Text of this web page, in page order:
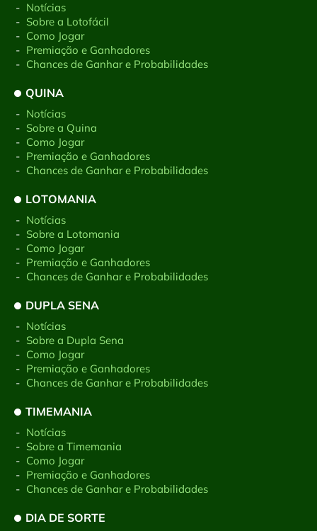
- Notícias
- Sobre a Lotofácil
- Como Jogar
- Premiação e Ganhadores
- Chances de Ganhar e Probabilidades
QUINA
- Notícias
- Sobre a Quina
- Como Jogar
- Premiação e Ganhadores
- Chances de Ganhar e Probabilidades
LOTOMANIA
- Notícias
- Sobre a Lotomania
- Como Jogar
- Premiação e Ganhadores
- Chances de Ganhar e Probabilidades
DUPLA SENA
- Notícias
- Sobre a Dupla Sena
- Como Jogar
- Premiação e Ganhadores
- Chances de Ganhar e Probabilidades
TIMEMANIA
- Notícias
- Sobre a Timemania
- Como Jogar
- Premiação e Ganhadores
- Chances de Ganhar e Probabilidades
DIA DE SORTE